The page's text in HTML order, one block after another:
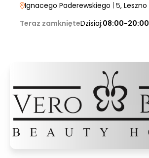
Ignacego Paderewskiego | 5, Leszno
Teraz zamknięteDzisiaj:08:00-20:00